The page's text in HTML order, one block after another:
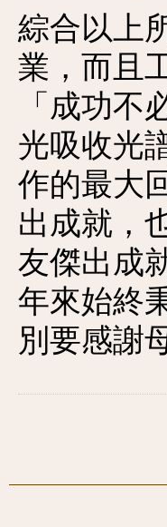
綜合以上
業，而且
「成功
光吸收光
作的最大
出成就，
友傑出成
年來始終
別要感謝